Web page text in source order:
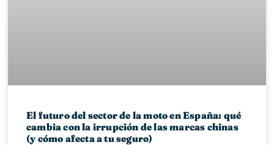
El futuro del sector de la moto en España: qué
cambia con la irrupción de las marcas chinas
(y cómo afecta a tu seguro)